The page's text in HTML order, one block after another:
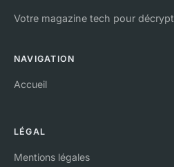
Votre magazine tech pour
NAVIGATION
Accueil
LÉGAL
Mentions légales